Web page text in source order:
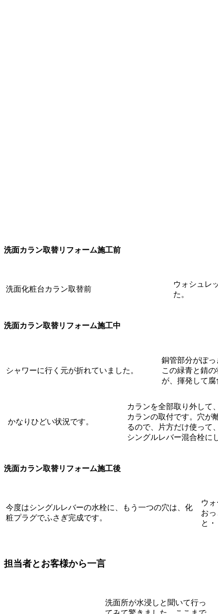
洗面カラン取替リフォーム施工前
洗面化粧台カラン取替前
ウォシュレ
た。
洗面カラン取替リフォーム施工中
シャワーに行く元が折れていました。
銅管部分がぽ
この緑青と錆
が、揮発して
かなりひどい状況です。
カランを全部取り外して
カランの取付です。穴が
るので、片方だけ使って
シングルレバー混合栓に
洗面カラン取替リフォーム施工後
今度はシングルレバーの水栓に、もう一つの穴は、化
粧プラグでふさぎ完成です。
ウ
お
と
担当者とお客様から一言
洗面所が水浸しと聞いて行っ